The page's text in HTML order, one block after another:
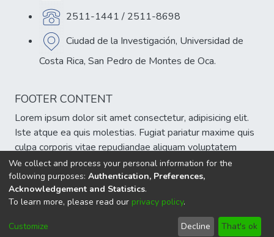
2511-1441 / 2511-8698
Ciudad de la Investigación, Universidad de
Costa Rica, San Pedro de Montes de Oca.
FOOTER CONTENT
Lorem ipsum dolor sit amet consectetur, adipisicing elit.
Iste atque ea quis molestias. Fugiat pariatur maxime quis
culpa corporis vitae repudiandae aliquam voluptatem
veniam, est atque cumque eum delectus sint!
DSpace softwarecopyright © 2002-2026
Cookie
End User
Send
We collect and process your personal information for the
following purposes: Authentication, Preferences,
Acknowledgement and Statistics.
To learn more, please read our privacy policy.
Customize Decline That's ok